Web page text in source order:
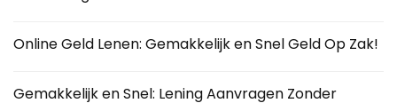
Online Geld Lenen: Gemakkelijk en Snel Geld Op Zak!
Gemakkelijk en Snel: Lening Aanvragen Zonder